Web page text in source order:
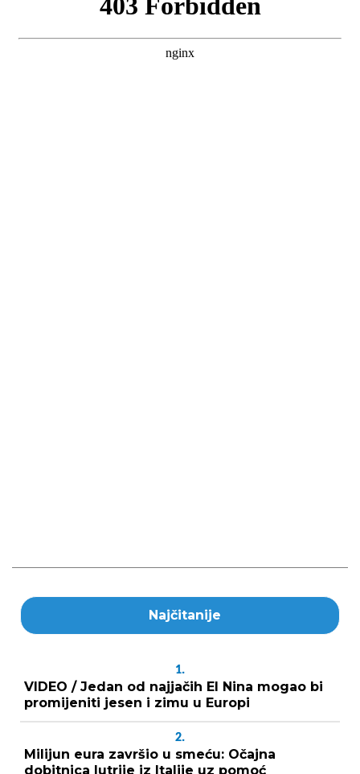
Najčitanije
1.
VIDEO / Jedan od najjačih El Nina mogao bi
promijeniti jesen i zimu u Europi
2.
Milijun eura završio u smeću: Očajna
dobitnica lutrije iz Italije uz pomoć